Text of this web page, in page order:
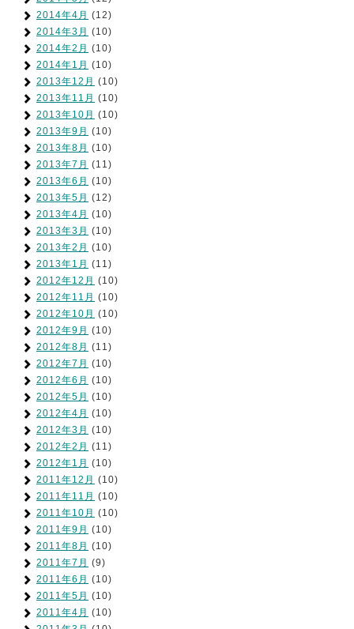
2014年4月 (12)
2014年3月 (10)
2014年2月 (10)
2014年1月 (10)
2013年12月 (10)
2013年11月 (10)
2013年10月 (10)
2013年9月 (10)
2013年8月 (10)
2013年7月 (11)
2013年6月 (10)
2013年5月 (12)
2013年4月 (10)
2013年3月 (10)
2013年2月 (10)
2013年1月 (11)
2012年12月 (10)
2012年11月 (10)
2012年10月 (10)
2012年9月 (10)
2012年8月 (11)
2012年7月 (10)
2012年6月 (10)
2012年5月 (10)
2012年4月 (10)
2012年3月 (10)
2012年2月 (11)
2012年1月 (10)
2011年12月 (10)
2011年11月 (10)
2011年10月 (10)
2011年9月 (10)
2011年8月 (10)
2011年7月 (9)
2011年6月 (10)
2011年5月 (10)
2011年4月 (10)